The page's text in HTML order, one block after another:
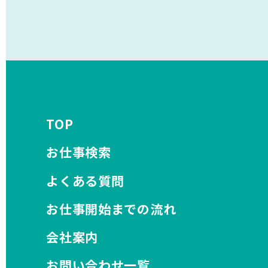
TOP
お仕事検索
よくある質問
お仕事開始までの流れ
会社案内